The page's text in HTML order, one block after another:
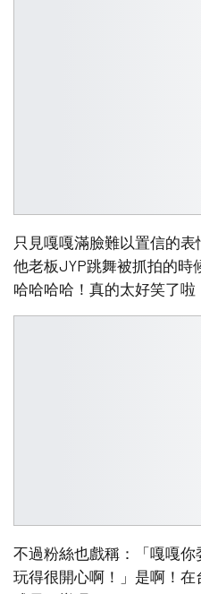
只見嘎嘎滿臉難以置信的表
他老板JYP跳舞被抓拍的時
哈哈哈哈！真的太好笑了啦
不過粉絲也戲稱：「嘎嘎
玩得很開心啊！」是啊！